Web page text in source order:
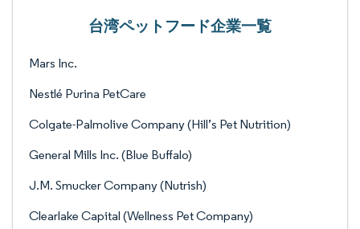
台湾ペットフード企業一覧
Mars Inc.
Nestlé Purina PetCare
Colgate-Palmolive Company (Hill’s Pet Nutrition)
General Mills Inc. (Blue Buffalo)
J.M. Smucker Company (Nutrish)
Clearlake Capital (Wellness Pet Company)